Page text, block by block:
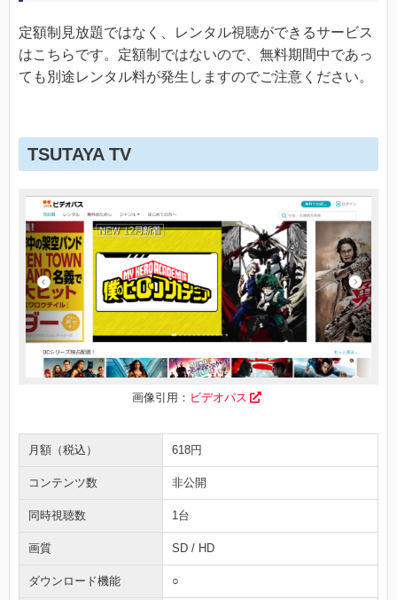
定額制見放題ではなく、レンタル視聴ができるサービス
はこちらです。定額制ではないので、無料期間中であっ
ても別途レンタル料が発生しますのでご注意ください。
TSUTAYA TV
画像引用： ビデオパス
月額（税込） 618円
コンテンツ数 非公開
同時視聴数 1台
画質 SD / HD
ダウンロード機能 ○